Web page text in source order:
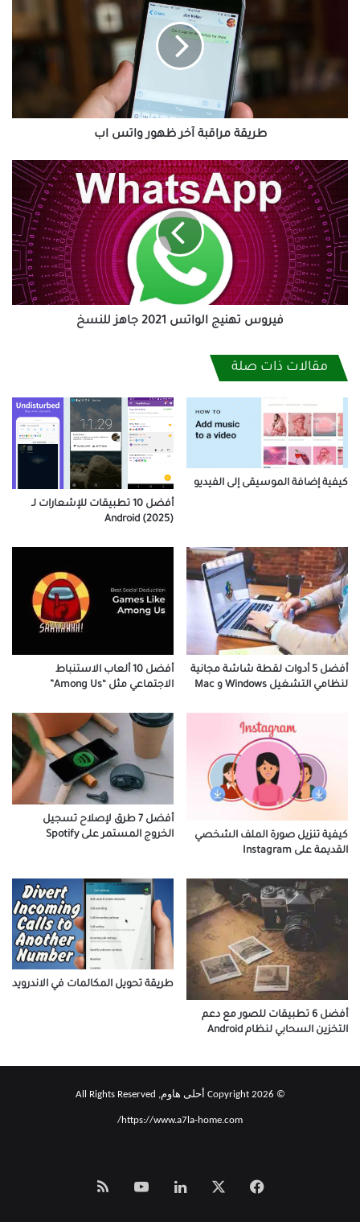
طريقة مراقبة آخر ظهور واتس اب
فيروس
تهنيج
الواتس
2021
جاهز
للنسخ
فيروس تهنيج الواتس 2021 جاهز للنسخ
مقالات ذات صلة
كيفية إضافة الموسيقى إلى الفيديو
أفضل 10 تطبيقات للإشعارات لـ
Android (2025)
أفضل 5 أدوات لقطة شاشة مجانية
لنظامي التشغيل Windows و Mac
أفضل 10 ألعاب الاستنباط
الاجتماعي مثل “Among Us”
كيفية تنزيل صورة الملف الشخصي
القديمة على Instagram
أفضل 7 طرق لإصلاح تسجيل
الخروج المستمر على Spotify
أفضل 6 تطبيقات للصور مع دعم
التخزين السحابي لنظام Android
طريقة تحويل المكالمات في الاندرويد
© Copyright 2026 أحلى هاوم, All Rights Reserved
https://www.a7la-home.com/
فيسبوك لينكدإن‫YouTube
Smart